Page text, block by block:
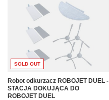
SOLD OUT
Robot odkurzacz ROBOJET DUEL -
STACJA DOKUJĄCA DO
ROBOJET DUEL